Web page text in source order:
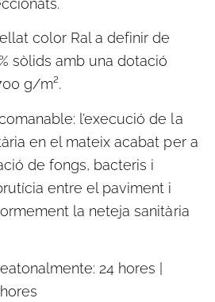
color Ral a definir de
sòlids amb una dotació
g/m².
l’execució de la
en el mateix acabat per a
de fongs, bacteris i
entre el paviment i
la neteja sanitària
24 hores |